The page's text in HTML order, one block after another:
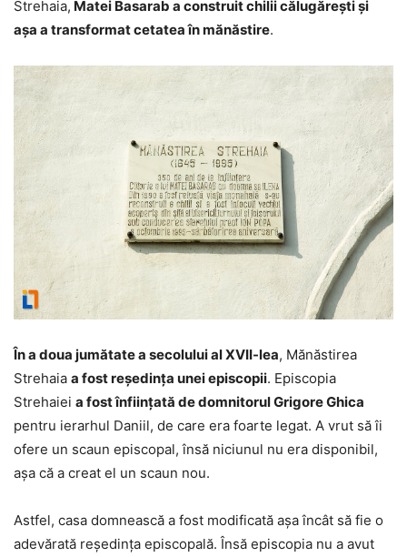
Strehaia, Matei Basarab a construit chilii călugăreşti şi
aşa a transformat cetatea în mănăstire.
În a doua jumătate a secolului al XVII-lea, Mănăstirea
Strehaia a fost reşedinţa unei episcopii. Episcopia
Strehaiei a fost înfiinţată de domnitorul Grigore Ghica
pentru ierarhul Daniil, de care era foarte legat. A vrut să îi
ofere un scaun episcopal, însă niciunul nu era disponibil,
aşa că a creat el un scaun nou.
Astfel, casa domnească a fost modificată aşa încât să fie o
adevărată reşedinţa episcopală. Însă episcopia nu a avut